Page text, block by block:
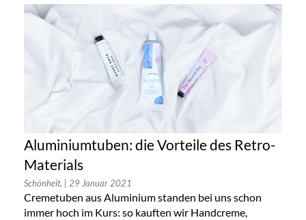
Aluminiumtuben: die Vorteile des Retro-
Materials
Schönheit, | 29 Januar 2021
Cremetuben aus Aluminium standen bei uns schon
immer hoch im Kurs: so kauften wir Handcreme,